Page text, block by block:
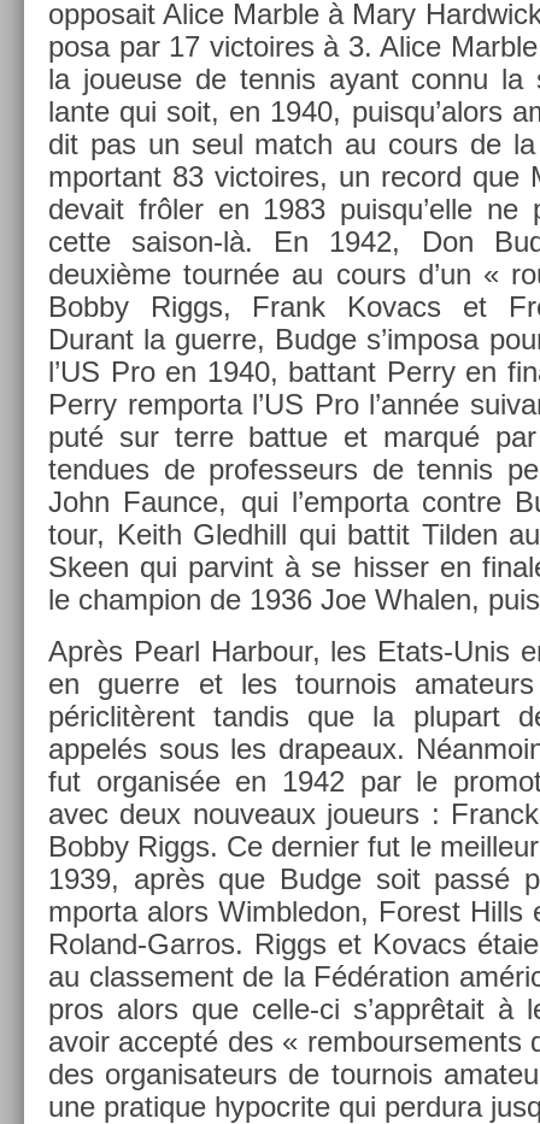
op­posait Alice Marble à Mary
posa par 17 vic­toires à 3. Alice
la joueuse de ten­nis ayant connu
lante qui soit, en 1940, puis­qu’alors
dit pas un seul match au cours de
mpor­tant 83 vic­toires, un re­cord que
de­vait frôler en 1983 puis­qu’el­le ne
cette saison-là. En 1942, Don
deuxième tournée au cours d’un «
Bobby Riggs, Frank Kovacs et
Durant la guer­re, Budge s’im­posa
l’US Pro en 1940, bat­tant Perry en
Perry re­mpor­ta l’US Pro l’année
puté sur terre bat­tue et marqué
tendues de pro­fes­seurs de ten­nis
John Faun­ce, qui l’em­porta con­tre
tour, Keith Gled­hill qui bat­tit Tild­en
Skeen qui par­vint à se hiss­er en
le champ­ion de 1936 Joe Whal­en,
Après Pearl Har­bour, les Etats-Unis
en guer­re et les tour­nois
péric­litèrent tan­dis que la plupart
appelés sous les drapeaux.
fut or­ganis­ée en 1942 par le
avec deux nouveaux joueurs :
Bobby Riggs. Ce de­rni­er fut le
1939, après que Budge soit passé
mpor­ta alors Wimbledon, Forest Hills
Roland-Garros. Riggs et Kovacs
au clas­se­ment de la Fédéra­tion
pros alors que celle-ci s’apprêtait à
avoir ac­cepté des « re­mbour­se­ments
des or­ganisateurs de tour­nois
une pratique hy­poc­rite qui per­dura